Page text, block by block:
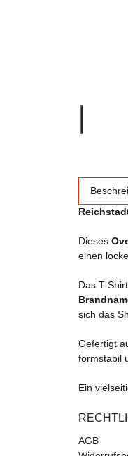
Dieses
einen
Das T-
sich das
Gefertigt
formstabil
Ein
AGB